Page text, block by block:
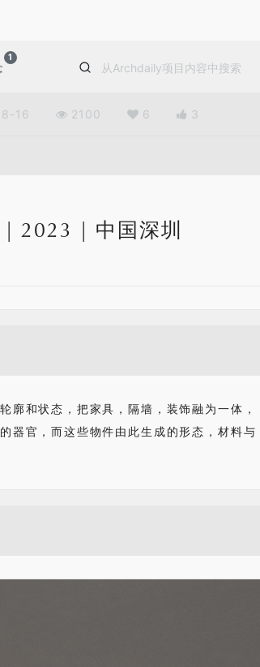
1
16 2100 6 3
2023 | 中国深圳
廓和状态，把家具，隔墙，装饰融为一体，
器官，而这些物件由此生成的形态，材料与